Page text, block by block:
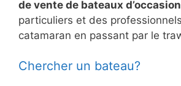
de vente de bateaux d’occasion
particuliers et des
catamaran en passant par le
Chercher un bateau?